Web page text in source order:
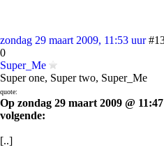
zondag 29 maart 2009, 11:53 uur
0
Super_Me
Super one, Super two, Super_Me
quote:
Op zondag 29 maart 2009 @
volgende:
[..]